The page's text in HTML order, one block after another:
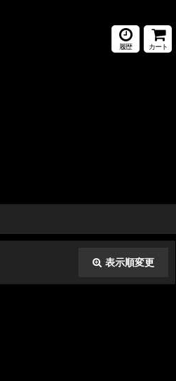
履歴 カート
表示順変更